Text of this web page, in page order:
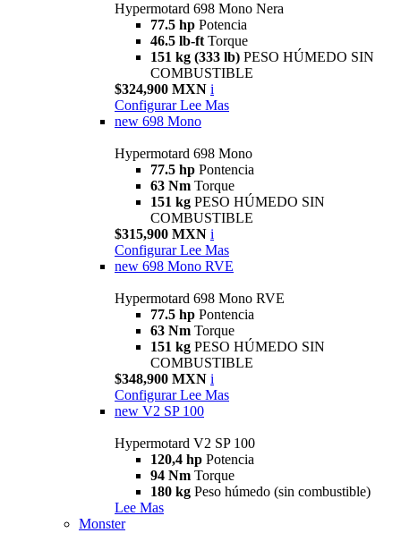
Hypermotard 698 Mono Nera
77.5 hp Potencia
46.5 lb-ft Torque
151 kg (333 lb) PESO HÚMEDO SIN
COMBUSTIBLE
$324,900 MXN i
Configurar Lee Mas
new 698 Mono
Hypermotard 698 Mono
77.5 hp Pontencia
63 Nm Torque
151 kg PESO HÚMEDO SIN
COMBUSTIBLE
$315,900 MXN i
Configurar Lee Mas
new 698 Mono RVE
Hypermotard 698 Mono RVE
77.5 hp Pontencia
63 Nm Torque
151 kg PESO HÚMEDO SIN
COMBUSTIBLE
$348,900 MXN i
Configurar Lee Mas
new V2 SP 100
Hypermotard V2 SP 100
120,4 hp Potencia
94 Nm Torque
180 kg Peso húmedo (sin combustible)
Lee Mas
Monster